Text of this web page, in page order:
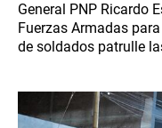
General PNP Ricardo
Fuerzas Armadas
de soldados patrulle